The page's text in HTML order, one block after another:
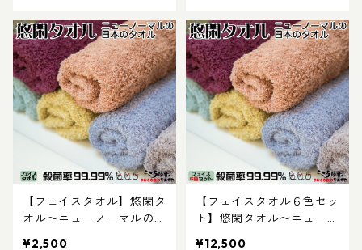
菌加工
【フェイスタオル】悠閑タ
オル〜ニューノーマルのス
¥2,500
【フェイスタオル６色セッ
ト】悠閑タオル〜ニューノ
¥12,500